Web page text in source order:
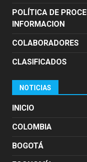
POLÍTICA DE
INFORMACION
COLABORADORES
CLASIFICADOS
NOTICIAS
INICIO
COLOMBIA
BOGOTÁ